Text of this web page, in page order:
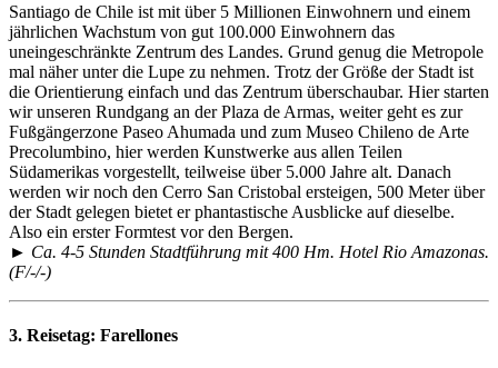
Santiago de Chile ist mit über 5 Millionen Einwohnern und einem
jährlichen Wachstum von gut 100.000 Einwohnern das
uneingeschränkte Zentrum des Landes. Grund genug die Metropole
mal näher unter die Lupe zu nehmen. Trotz der Größe der Stadt ist
die Orientierung einfach und das Zentrum überschaubar. Hier starten
wir unseren Rundgang an der Plaza de Armas, weiter geht es zur
Fußgängerzone Paseo Ahumada und zum Museo Chileno de Arte
Precolumbino, hier werden Kunstwerke aus allen Teilen
Südamerikas vorgestellt, teilweise über 5.000 Jahre alt. Danach
werden wir noch den Cerro San Cristobal ersteigen, 500 Meter über
der Stadt gelegen bietet er phantastische Ausblicke auf dieselbe.
Also ein erster Formtest vor den Bergen.
► Ca. 4-5 Stunden Stadtführung mit 400 Hm. Hotel Rio Amazonas.
(F/-/-)
3. Reisetag: Farellones